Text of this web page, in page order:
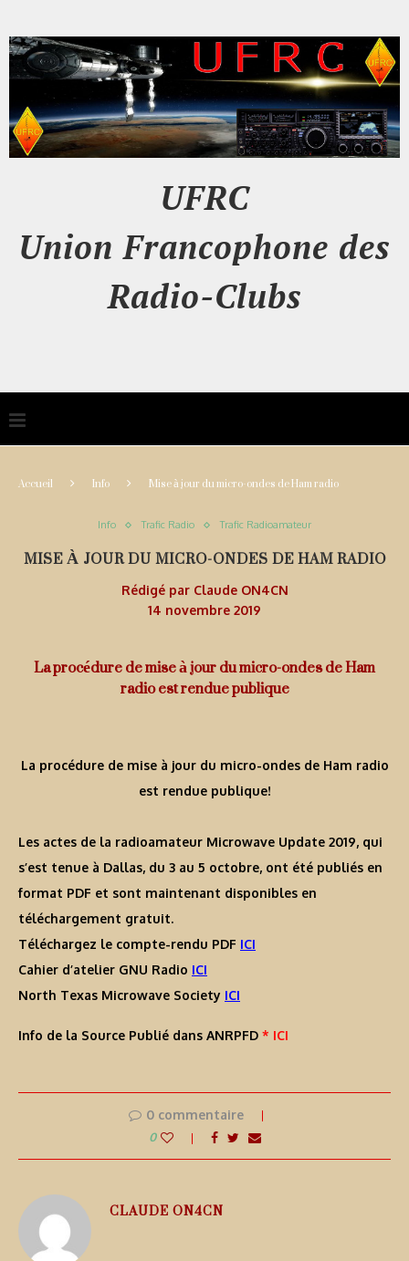
UFRC
Union Francophone des
Radio-Clubs
Accueil Info Mise à jour du micro-ondes de Ham radio
Info Trafic Radio Trafic Radioamateur
MISE À JOUR DU MICRO-ONDES DE HAM RADIO
Rédigé par Claude ON4CN
14 novembre 2019
La procédure de mise à jour du micro-ondes de Ham
radio est rendue publique
La procédure de mise à jour du micro-ondes de Ham radio
est rendue publique!
Les actes de la radioamateur Microwave Update 2019, qui
s’est tenue à Dallas, du 3 au 5 octobre, ont été publiés en
format PDF et sont maintenant disponibles en
téléchargement gratuit.
Téléchargez le compte-rendu PDF ICI
Cahier d’atelier GNU Radio ICI
North Texas Microwave Society ICI
Info de la Source Publié dans ANRPFD * ICI
0 commentaire
0
CLAUDE ON4CN